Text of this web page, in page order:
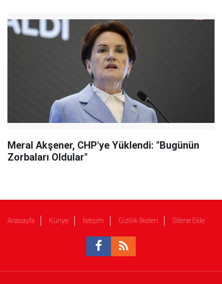
Meral Akşener, CHP'ye Yüklendi: "Bugünün
Zorbaları Oldular"
Anasayfa Künye İletişim Gizlilik İlkeleri Sitene Ekle